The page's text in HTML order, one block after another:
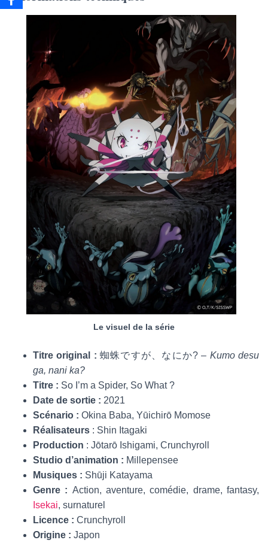
Le visuel de la série
Titre original : 蜘蛛ですが、なにか? – Kumo desu
ga, nani ka?
Titre : So I’m a Spider, So What ?
Date de sortie : 2021
Scénario : Okina Baba, Yūichirō Momose
Réalisateurs : Shin Itagaki
Production : Jōtarō Ishigami, Crunchyroll
Studio d’animation : Millepensee
Musiques : Shūji Katayama
Genre : Action, aventure, comédie, drame, fantasy,
Isekai, surnaturel
Licence : Crunchyroll
Origine : Japon